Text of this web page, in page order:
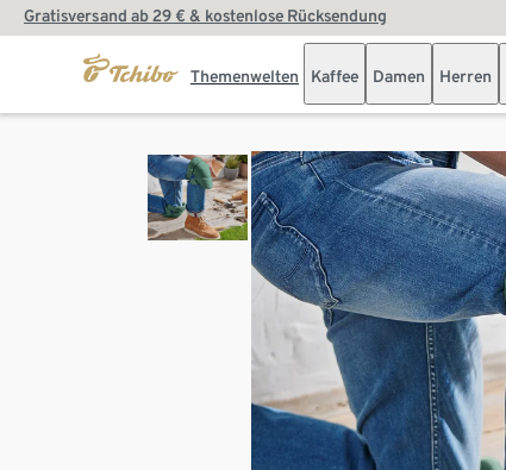
Gratisversand ab 29 € & kostenlose Rücksendung
Themenwelten Kaffee Damen Herren